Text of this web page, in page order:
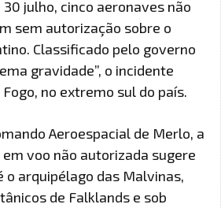
julho, cinco aeronaves não
sem autorização sobre o
Classificado pelo governo
gravidade”, o incidente
no extremo sul do país.
Aeroespacial de Merlo, a
voo não autorizada sugere
o arquipélago das Malvinas,
de Falklands e sob